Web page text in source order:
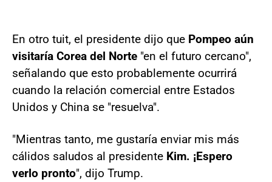
En otro tuit, el presidente dijo que Pompeo aún
visitaría Corea del Norte "en el futuro cercano",
señalando que esto probablemente ocurrirá
cuando la relación comercial entre Estados
Unidos y China se "resuelva".
"Mientras tanto, me gustaría enviar mis más
cálidos saludos al presidente Kim. ¡Espero
verlo pronto", dijo Trump.